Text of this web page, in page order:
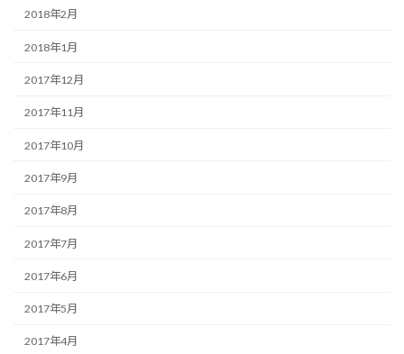
2018年2月
2018年1月
2017年12月
2017年11月
2017年10月
2017年9月
2017年8月
2017年7月
2017年6月
2017年5月
2017年4月